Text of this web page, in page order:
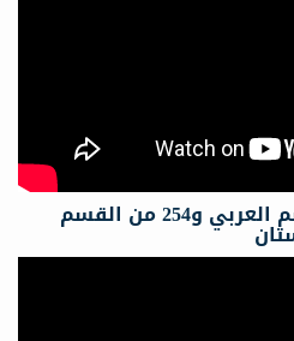
صدور العدد 713 من القسم العربي و254 من القسم